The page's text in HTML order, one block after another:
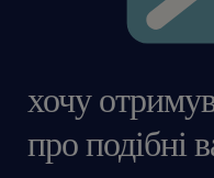
хочу
про подібні